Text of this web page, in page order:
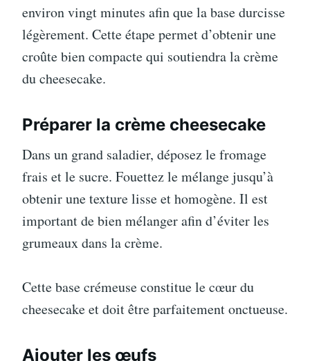
environ vingt minutes afin que la base durcisse
légèrement. Cette étape permet d’obtenir une
croûte bien compacte qui soutiendra la crème
du cheesecake.
Préparer la crème cheesecake
Dans un grand saladier, déposez le fromage
frais et le sucre. Fouettez le mélange jusqu’à
obtenir une texture lisse et homogène. Il est
important de bien mélanger afin d’éviter les
grumeaux dans la crème.
Cette base crémeuse constitue le cœur du
cheesecake et doit être parfaitement onctueuse.
Ajouter les œufs